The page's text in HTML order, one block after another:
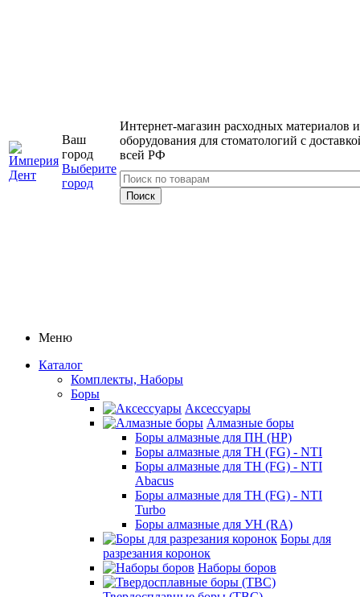
Ваш
город
Выберите
город
Интернет-магазин расходных материалов и
оборудования для стоматологий с
всей РФ
Меню
Каталог
Комплекты, Наборы
Боры
Аксессуары
Алмазные боры
Боры алмазные для ПН (HP)
Боры алмазные для ТН (FG) - NTI
Боры алмазные для ТН (FG) - NTI
Abacus
Боры алмазные для ТН (FG) - NTI
Turbo
Боры алмазные для УН (RA)
Боры для
разрезания коронок
Наборы боров